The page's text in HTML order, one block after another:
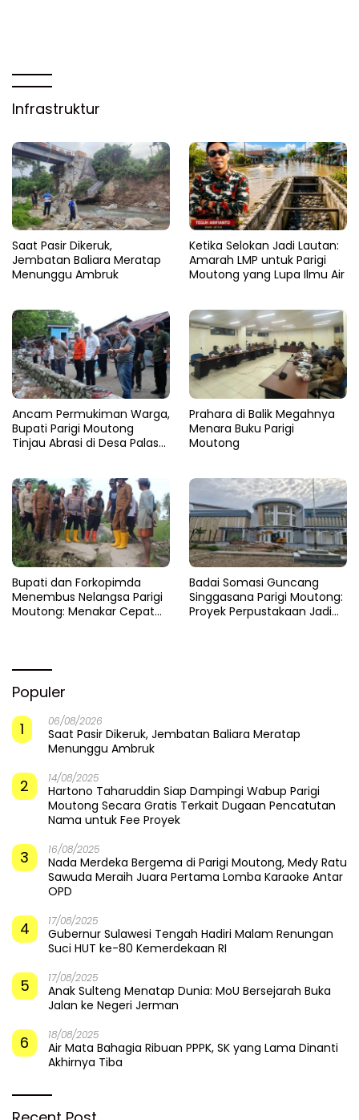
Infrastruktur
Saat Pasir Dikeruk,
Jembatan Baliara Meratap
Menunggu Ambruk
Ketika Selokan Jadi Lautan:
Amarah LMP untuk Parigi
Ancam Permukiman Warga,
Bupati Parigi Moutong
Tinjau Abrasi di Desa Palasa
dan Minta Penanganan
Moutong
​Bupati dan Forkopimda
Moutong: Menakar Cepat
Pemulihan di Altar Sinergi